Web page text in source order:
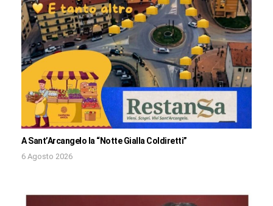
A Sant’Arcangelo la “Notte Gialla Coldiretti”
6 Agosto 2026